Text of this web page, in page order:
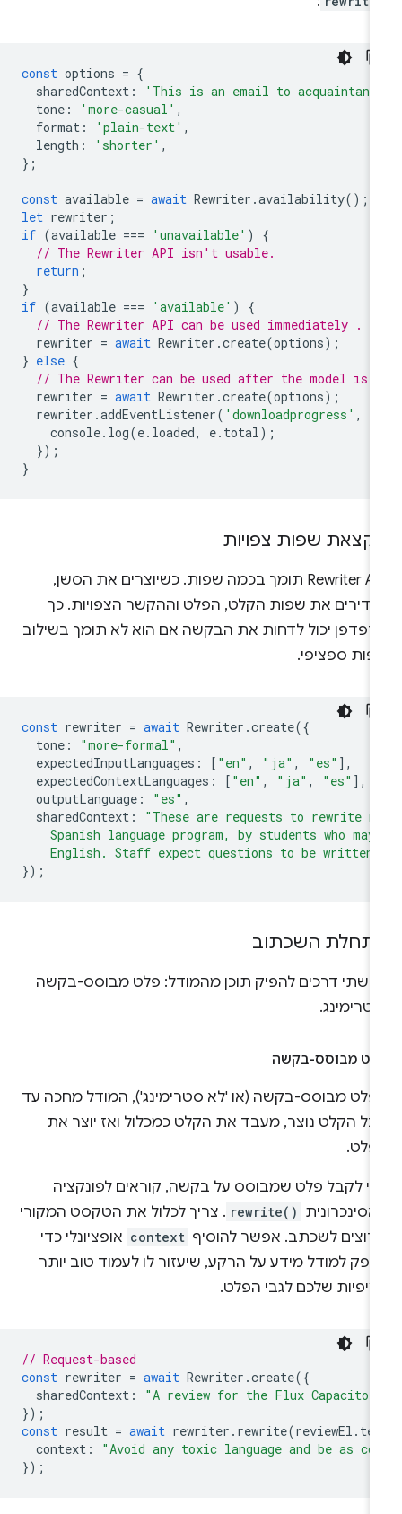
const options
sharedContext : 'This is an email to
tone : 'more-casual'
format : 'plain-text'
length : 'shorter'
const available = await Rewriter.availability
let rewriter
if (available === 'unavailable'
// The Rewriter API isn't usable.
return
if (available === 'available'
// The Rewriter API can be used immediately .
rewriter
= await Rewriter.create(options
} else
// The Rewriter can be used after the model is
rewriter
= await Rewriter.create(options
rewriter.addEventListener('downloadprogress'
console.log (e.loaded, e.total
שפות צפויות
‫Rewriter API תומך בכמה שפות. כשיוצרים את הסשן,
את שפות הקלט, הפלט וההקשר הצפויות. כך
יכול לדחות את הבקשה אם הוא לא תומך בשילוב
ספציפי.
const rewriter = await Rewriter.create
tone: "more-formal"
expectedInputLanguages : ["en" , "ja" , "es"
expectedContextLanguages : ["en" , "ja" , "es"
outputLanguage : "es"
sharedContext : "These are requests to rewrite
Spanish language program, by students who
English. Staff expect questions to be written
השכתוב
שתי דרכים להפיק תוכן מהמודל: פלט מבוסס-בקשה
מבוסס-בקשה
מבוסס-בקשה (או 'לא סטרימינג'), המודל מחכה עד
הקלט נוצר, מעבד את הקלט כמכלול ואז יוצר את
לקבל פלט שמבוסס על בקשה, קוראים לפונקציה
rewrite() . צריך לכלול את הטקסט המקורי
לשכתב. אפשר להוסיף context אופציונלי כדי
למודל מידע על הרקע, שיעזור לו לעמוד טוב יותר
שלכם לגבי הפלט.
// Request-based
const rewriter = await Rewriter.create
sharedContext: "A review for the Flux Capacitor
const result = await rewriter.rewrite(reviewEl
context: "Avoid any toxic language and be as